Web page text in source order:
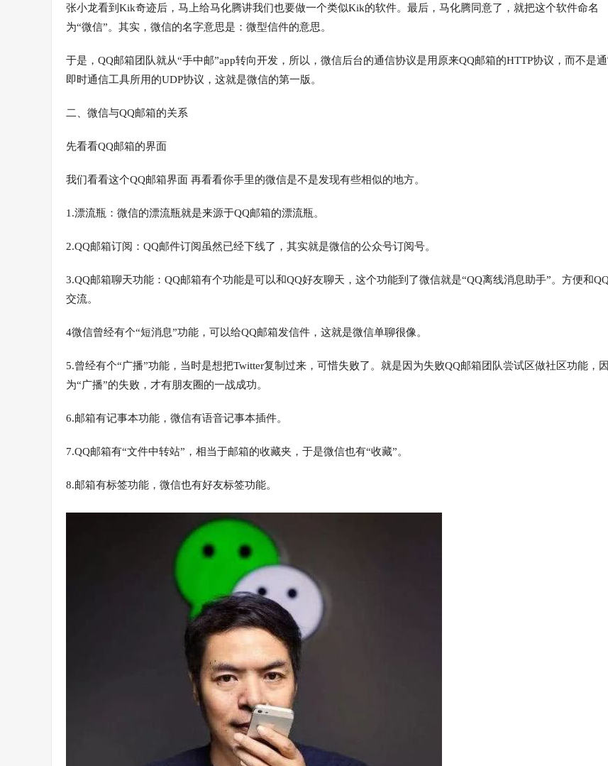
张小龙看到Kik奇迹后，马上给马化腾讲我们也要做一个类似Kik的软件。最后，马化腾同意了，就把这个软件命名
为“微信”。其实，微信的名字意思是：微型信件的意思。
于是，QQ邮箱团队就从“手中邮”app转向开发，所以，微信后台的通信协议是用原来QQ邮箱的HTTP协议，而不是通
即时通信工具所用的UDP协议，这就是微信的第一版。
二、微信与QQ邮箱的关系
先看看QQ邮箱的界面
我们看看这个QQ邮箱界面 再看看你手里的微信是不是发现有些相似的地方。
1.漂流瓶：微信的漂流瓶就是来源于QQ邮箱的漂流瓶。
2.QQ邮箱订阅：QQ邮件订阅虽然已经下线了，其实就是微信的公众号订阅号。
3.QQ邮箱聊天功能：QQ邮箱有个功能是可以和QQ好友聊天，这个功能到了微信就是“QQ离线消息助手”。方便和
交流。
4微信曾经有个“短消息”功能，可以给QQ邮箱发信件，这就是微信单聊很像。
5.曾经有个“广播”功能，当时是想把Twitter复制过来，可惜失败了。就是因为失败QQ邮箱团队尝试区做社区功能，因
为“广播”的失败，才有朋友圈的一战成功。
6.邮箱有记事本功能，微信有语音记事本插件。
7.QQ邮箱有“文件中转站”，相当于邮箱的收藏夹，于是微信也有“收藏”。
8.邮箱有标签功能，微信也有好友标签功能。